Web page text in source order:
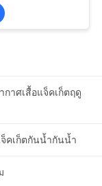
กาศเสื้อแจ็คเก็ตฤดู
คเก็ตกันน้ำกันน้ำ